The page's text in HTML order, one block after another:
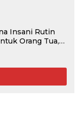
Insani Rutin
Orang Tua,